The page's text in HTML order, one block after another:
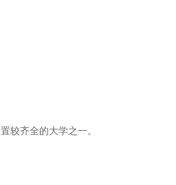
较齐全的大学之一。